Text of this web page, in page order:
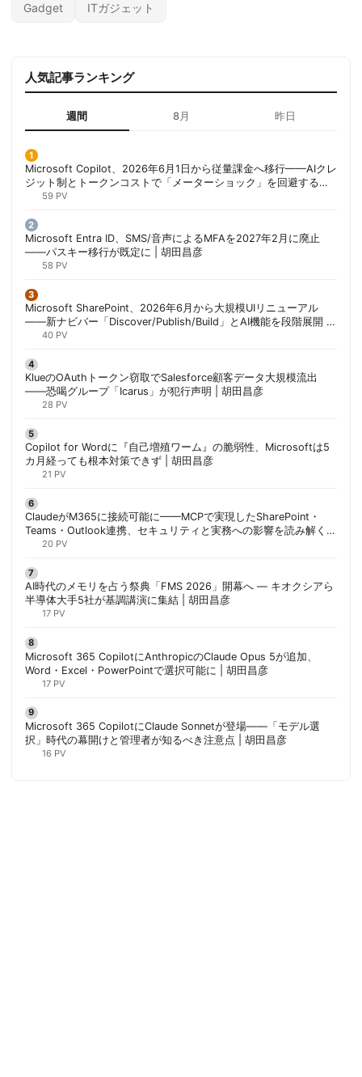
Gadget ITガジェット
人気記事ランキング
週間 8月 昨日
Microsoft Copilot、2026年6月1日から従量課金へ移行——AIクレ
ジット制とトークンコストで「メーターショック」を回避する方
法 | 胡田昌彦
59 PV
Microsoft Entra ID、SMS/音声によるMFAを2027年2月に廃止
——パスキー移行が既定に | 胡田昌彦
58 PV
Microsoft SharePoint、2026年6月から大規模UIリニューアル
——新ナビバー「Discover/Publish/Build」とAI機能を段階展開 |
胡田昌彦
40 PV
KlueのOAuthトークン窃取でSalesforce顧客データ大規模流出
——恐喝グループ「Icarus」が犯行声明 | 胡田昌彦
28 PV
Copilot for Wordに『自己増殖ワーム』の脆弱性、Microsoftは5
カ月経っても根本対策できず | 胡田昌彦
21 PV
ClaudeがM365に接続可能に——MCPで実現したSharePoint・
Teams・Outlook連携、セキュリティと実務への影響を読み解く |
胡田昌彦
20 PV
AI時代のメモリを占う祭典「FMS 2026」開幕へ ― キオクシアら
半導体大手5社が基調講演に集結 | 胡田昌彦
17 PV
Microsoft 365 CopilotにAnthropicのClaude Opus 5が追加、
Word・Excel・PowerPointで選択可能に | 胡田昌彦
17 PV
Microsoft 365 CopilotにClaude Sonnetが登場——「モデル選
択」時代の幕開けと管理者が知るべき注意点 | 胡田昌彦
16 PV